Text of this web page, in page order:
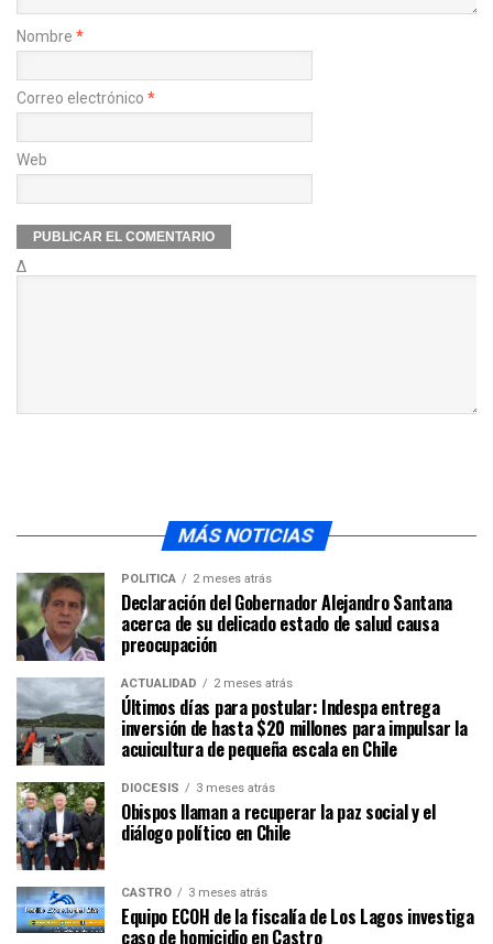
Nombre *
Correo electrónico *
Web
Δ
MÁS NOTICIAS
POLÍTICA 2 meses atrás
Declaración del Gobernador Alejandro Santana
acerca de su delicado estado de salud causa
preocupación
ACTUALIDAD 2 meses atrás
Últimos días para postular: Indespa entrega
inversión de hasta $20 millones para impulsar la
acuicultura de pequeña escala en Chile
DIÓCESIS 3 meses atrás
Obispos llaman a recuperar la paz social y el
diálogo político en Chile
CASTRO 3 meses atrás
Equipo ECOH de la fiscalía de Los Lagos investiga
caso de homicidio en Castro